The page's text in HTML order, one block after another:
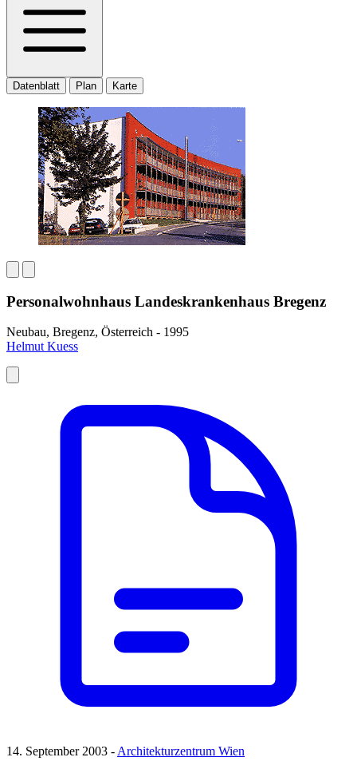
Datenblatt Plan Karte
Personalwohnhaus Landeskrankenhaus Bregenz
Neubau, Bregenz, Österreich - 1995
Helmut Kuess
14. September 2003 -Architekturzentrum Wien